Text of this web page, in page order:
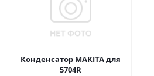
Конденсатор MAKITA для
5704R